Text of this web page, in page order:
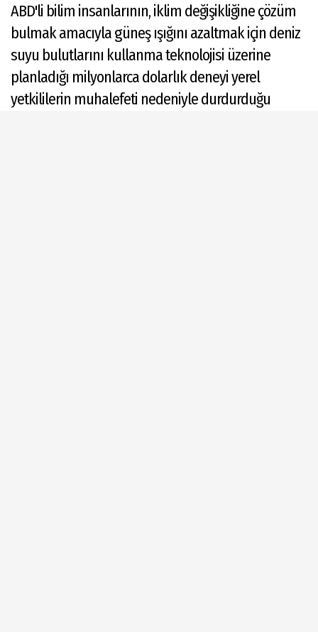
ABD'li bilim insanlarının, iklim değişikliğine çözüm
bulmak amacıyla güneş ışığını azaltmak için deniz
suyu bulutlarını kullanma teknolojisi üzerine
planladığı milyonlarca dolarlık deneyi yerel
yetkililerin muhalefeti nedeniyle durdurduğu